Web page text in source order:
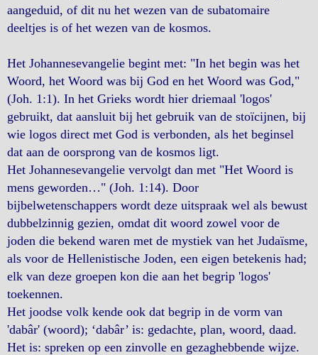
aangeduid, of dit nu het wezen van de subatomaire
deeltjes is of het wezen van de kosmos.
Het Johannesevangelie begint met: "In het begin was het
Woord, het Woord was bij God en het Woord was God,"
(Joh. 1:1). In het Grieks wordt hier driemaal 'logos'
gebruikt, dat aansluit bij het gebruik van de stoïcijnen, bij
wie logos direct met God is verbonden, als het beginsel
dat aan de oorsprong van de kosmos ligt.
Het Johannesevangelie vervolgt dan met "Het Woord is
mens geworden…" (Joh. 1:14). Door
bijbelwetenschappers wordt deze uitspraak wel als bewust
dubbelzinnig gezien, omdat dit woord zowel voor de
joden die bekend waren met de mystiek van het Judaïsme,
als voor de Hellenistische Joden, een eigen betekenis had;
elk van deze groepen kon die aan het begrip 'logos'
toekennen.
Het joodse volk kende ook dat begrip in de vorm van
'dabâr' (woord); ‘dabâr’ is: gedachte, plan, woord, daad.
Het is: spreken op een zinvolle en gezaghebbende wijze.